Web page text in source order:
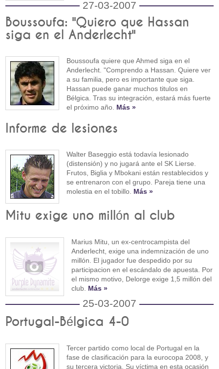
27-03-2007
Boussoufa: "Quiero que Hassan
siga en el Anderlecht"
Boussoufa quiere que Ahmed siga en el
Anderlecht. "Comprendo a Hassan. Quiere ver
a su familia, pero es importante que siga.
Hassan puede ganar muchos titulos en
Bélgica. Tras su integración, estará más fuerte
el próximo año. Más »
Informe de lesiones
Walter Baseggio está todavía lesionado
(distensión) y no jugará ante el SK Lierse.
Frutos, Biglia y Mbokani están restablecidos y
se entrenaron con el grupo. Pareja tiene una
molestia en el tobillo. Más »
Mitu exige uno millón al club
Marius Mitu, un ex-centrocampista del
Anderlecht, exige una indemnización de uno
millón. El jugador fue despedido por su
participacion en el escándalo de apuesta. Por
el mismo motivo, Delorge exige 1,5 millón del
club. Más »
25-03-2007
Portugal-Bélgica 4-0
Tercer partido como local de Portugal en la
fase de clasificación para la eurocopa 2008, y
su tercera victoria. Su víctima en esta ocasión